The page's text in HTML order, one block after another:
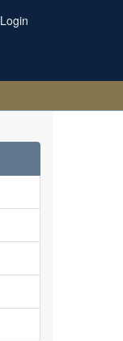
Login